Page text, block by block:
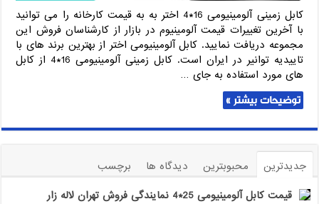
کابل زمینی آلومینیومی 16*4 اختر به به قیمت کارخانه را می توانید
با آخرین تغییرات قیمت آلومینیوم در بازار از کارشناسان فروش این
مجموعه دریافت نمایید. کابل آلومینیومی اختر از بهترین برند های با
تاییدیه توانیر در ایران است. کابل زمینی آلومینیومی 16*4 از کابل
های مورد استفاده به جای …
توضیحات بیشتر »
جدیدترین محبوبترین دیدگاه ها
برچسب
قیمت کابل آلومینیومی 25*4 نمایندگی فروش تهران لاله زار